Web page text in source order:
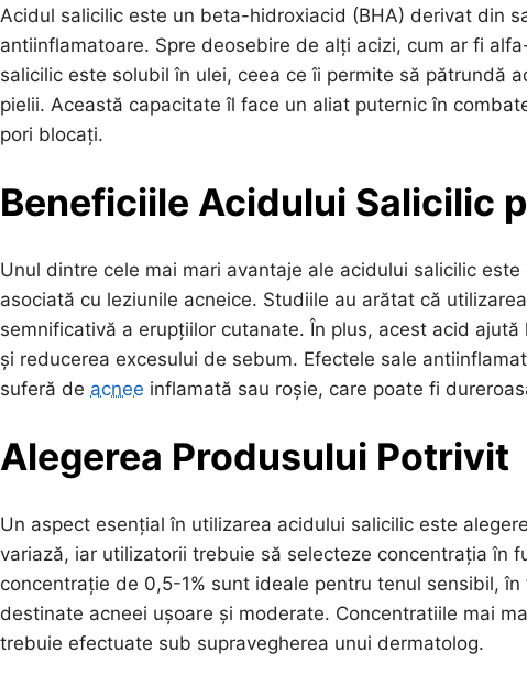
Acidul salicilic este un beta-hidroxiacid (BHA) derivat din
antiinflamatoare. Spre deosebire de alți acizi, cum ar fi
salicilic este solubil în ulei, ceea ce îi permite să pătrundă
pielii. Această capacitate îl face un aliat puternic în
pori blocați.
Beneficiile Acidului Salicilic
Unul dintre cele mai mari avantaje ale acidului salicilic
asociată cu leziunile acneice. Studiile au arătat că
semnificativă a erupțiilor cutanate. În plus, acest acid
și reducerea excesului de sebum. Efectele sale
suferă de acnee inflamată sau roșie, care poate fi
Alegerea Produsului Potrivit
Un aspect esențial în utilizarea acidului salicilic este
variază, iar utilizatorii trebuie să selecteze concentrația în
concentrație de 0,5-1% sunt ideale pentru tenul sensibil,
destinate acneei ușoare și moderate. Concentratiile mai
trebuie efectuate sub supravegherea unui dermatolog.